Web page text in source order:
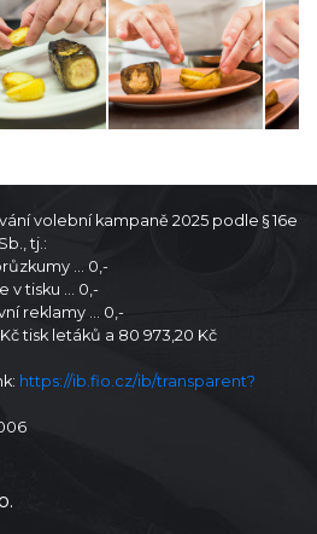
volební kampaně 2025 podle § 16e
tj.:
… 0,-
v tisku … 0,-
reklamy … 0,-
tisk letáků a 80 973,20 Kč
https://ib.fio.cz/ib/transparent?